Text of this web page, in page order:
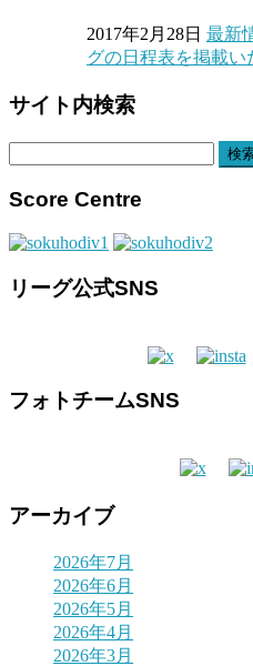
2017年2月28日 最新
グの日程表を掲載い
サイト内検索
Score Centre
リーグ公式SNS
フォトチームSNS
アーカイブ
2026年7月
2026年6月
2026年5月
2026年4月
2026年3月